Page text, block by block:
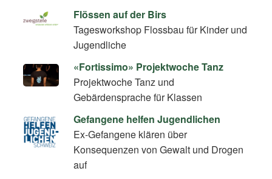
Flössen auf der Birs
Tagesworkshop Flossbau für Kinder und
Jugendliche
«Fortissimo» Projektwoche Tanz
Projektwoche Tanz und
Gebärdensprache für Klassen
Gefangene helfen Jugendlichen
Ex-Gefangene klären über
Konsequenzen von Gewalt und Drogen
auf